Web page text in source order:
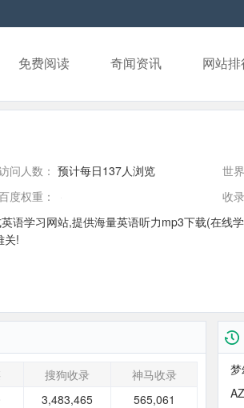
免费阅读 奇闻资讯 网站排
问人数： 预计每日137人浏览 世
度权重： 收
语学习网站,提供海量英语听力mp3下载(在线
关!
搜狗收录
神马收录
3,483,465
565,061